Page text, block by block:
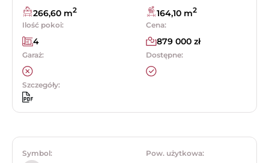
266,60 m2 164,10 m2
Ilość pokoi:
4
Cena:
879 000 zł
Garaż: Dostępne:
Szczegóły:
Symbol: Pow. użytkowa: